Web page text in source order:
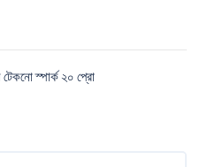
স্পার্ক ২০ প্রো